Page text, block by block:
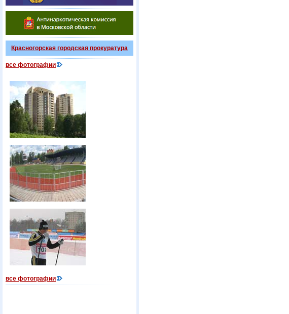
Красногорская городская прокуратура
все фотографии
все фотографии